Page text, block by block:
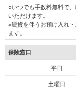
○いつでも手数料無料で
いただけます。
※硬貨を伴うお預け入れ
ます。
保険窓口
平日
土曜日